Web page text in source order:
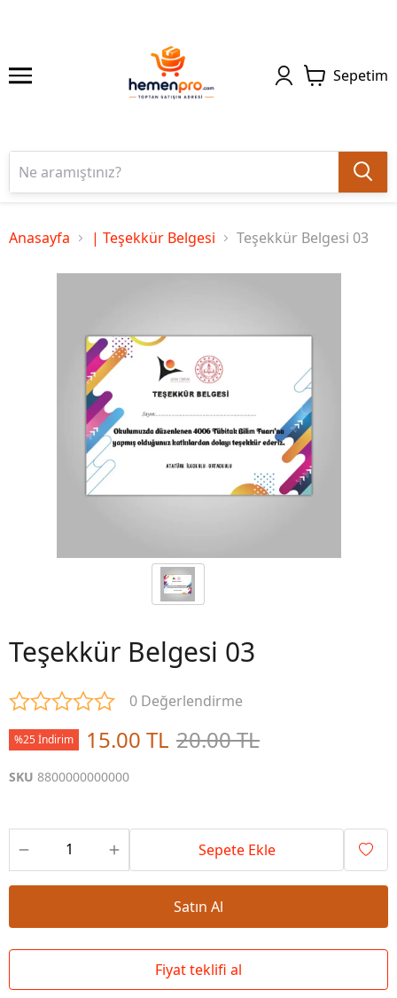
Sepetim
Anasayfa | Teşekkür Belgesi Teşekkür Belgesi 03
Teşekkür Belgesi 03
0 Değerlendirme
%25 İndirim 15.00 TL 20.00 TL
SKU 8800000000000
Sepete Ekle
Satın Al
Fiyat teklifi al